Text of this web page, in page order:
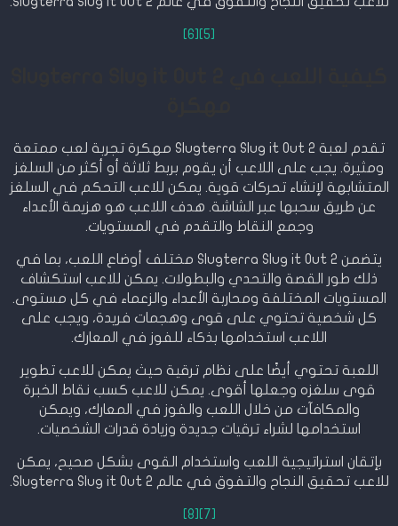
[5]
[6]
تقدم لعبة Slugterra Slug it Out 2 مهكرة تجربة لعب ممتعة
ومثيرة. يجب على اللاعب أن يقوم بربط ثلاثة أو أكثر من السلغز
المتشابهة لإنشاء تحركات قوية. يمكن للاعب التحكم في السلغز
عن طريق سحبها عبر الشاشة. هدف اللاعب هو هزيمة الأعداء
وجمع النقاط والتقدم في المستويات.
يتضمن Slugterra Slug it Out 2 مختلف أوضاع اللعب، بما في
ذلك طور القصة والتحدي والبطولات. يمكن للاعب استكشاف
المستويات المختلفة ومحاربة الأعداء والزعماء في كل مستوى.
كل شخصية تحتوي على قوى وهجمات فريدة، ويجب على
اللاعب استخدامها بذكاء للفوز في المعارك.
اللعبة تحتوي أيضًا على نظام ترقية حيث يمكن للاعب تطوير
قوى سلغزه وجعلها أقوى. يمكن للاعب كسب نقاط الخبرة
والمكافآت من خلال اللعب والفوز في المعارك، ويمكن
استخدامها لشراء ترقيات جديدة وزيادة قدرات الشخصيات.
بإتقان استراتيجية اللعب واستخدام القوى بشكل صحيح، يمكن
للاعب تحقيق النجاح والتفوق في عالم Slugterra Slug it Out 2.
[7]
[8]